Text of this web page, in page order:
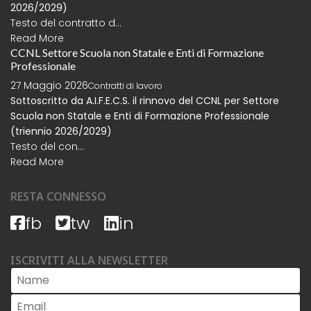
2026/2029)
Testo del contratto d...
Read More
CCNL Settore Scuola non Statale e Enti di Formazione
Professionale
27 Maggio 2026Contratti di lavoro
Sottoscritto da A.I.F.E.C.S. il rinnovo del CCNL per Settore
Scuola non Statale e Enti di Formazione Professionale
(triennio 2026/2029)
Testo del con...
Read More
RESTA CONNESSO
fb tw in
ISCRIVITI ALLA NEWSLETTER